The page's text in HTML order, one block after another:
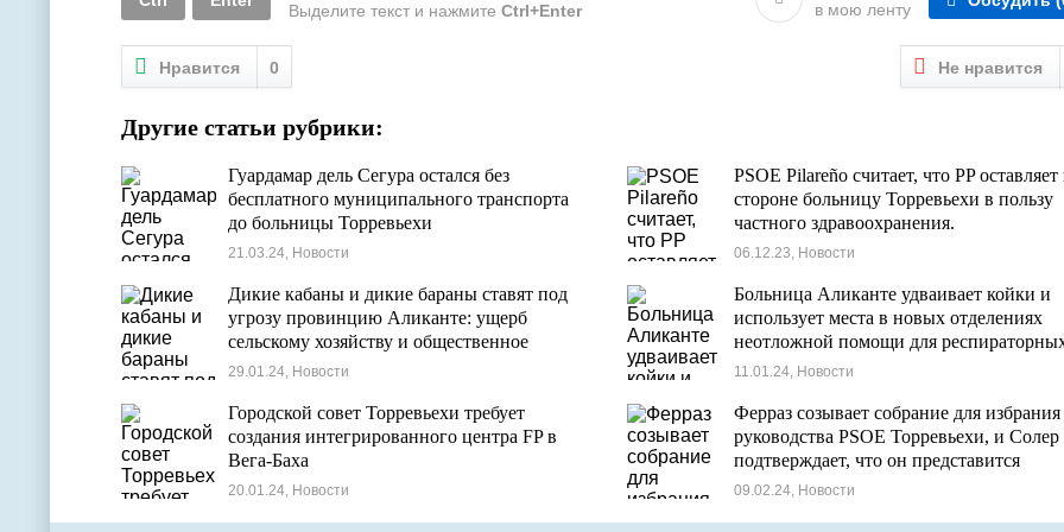
Выделите текст и нажмите Ctrl+Enter
в мою ленту
Нравится 0 Не нравится
Другие статьи рубрики:
Гуардамар дель Сегура остался без
бесплатного муниципального транспорта
до больницы Торревьехи
21.03.24, Новости
PSOE Pilareño считает, что PP оставляет
стороне больницу Торревьехи в пользу
частного здравоохранения.
06.12.23, Новости
Дикие кабаны и дикие бараны ставят под
угрозу провинцию Аликанте: ущерб
сельскому хозяйству и общественное
беспокойство
29.01.24, Новости
Больница Аликанте удваивает койки и
использует места в новых отделениях
неотложной помощи для
инфекций, а отделения в Эльче почти
11.01.24, Новости
Городской совет Торревьехи требует
создания интегрированного центра FP в
Вега-Баха
20.01.24, Новости
Ферраз созывает собрание для избрания
руководства PSOE Торревьехи, и Солер
подтверждает, что он представится
09.02.24, Новости